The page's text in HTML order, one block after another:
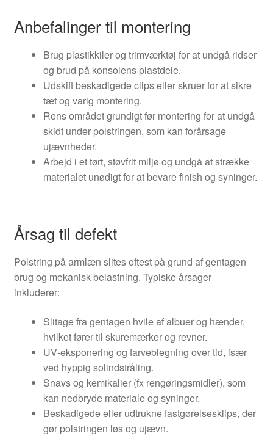
Anbefalinger til montering
Brug plastikkiler og trimværktøj for at undgå ridser
og brud på konsolens plastdele.
Udskift beskadigede clips eller skruer for at sikre
tæt og varig montering.
Rens området grundigt før montering for at undgå
skidt under polstringen, som kan forårsage
ujævnheder.
Arbejd i et tørt, støvfrit miljø og undgå at strække
materialet unødigt for at bevare finish og syninger.
Årsag til defekt
Polstring på armlæn slites oftest på grund af gentagen
brug og mekanisk belastning. Typiske årsager
inkluderer:
Slitage fra gentagen hvile af albuer og hænder,
hvilket fører til skuremærker og revner.
UV‑eksponering og farveblegning over tid, især
ved hyppig solindstråling.
Snavs og kemikalier (fx rengøringsmidler), som
kan nedbryde materiale og syninger.
Beskadigede eller udtrukne fastgørelsesklips, der
gør polstringen løs og ujævn.